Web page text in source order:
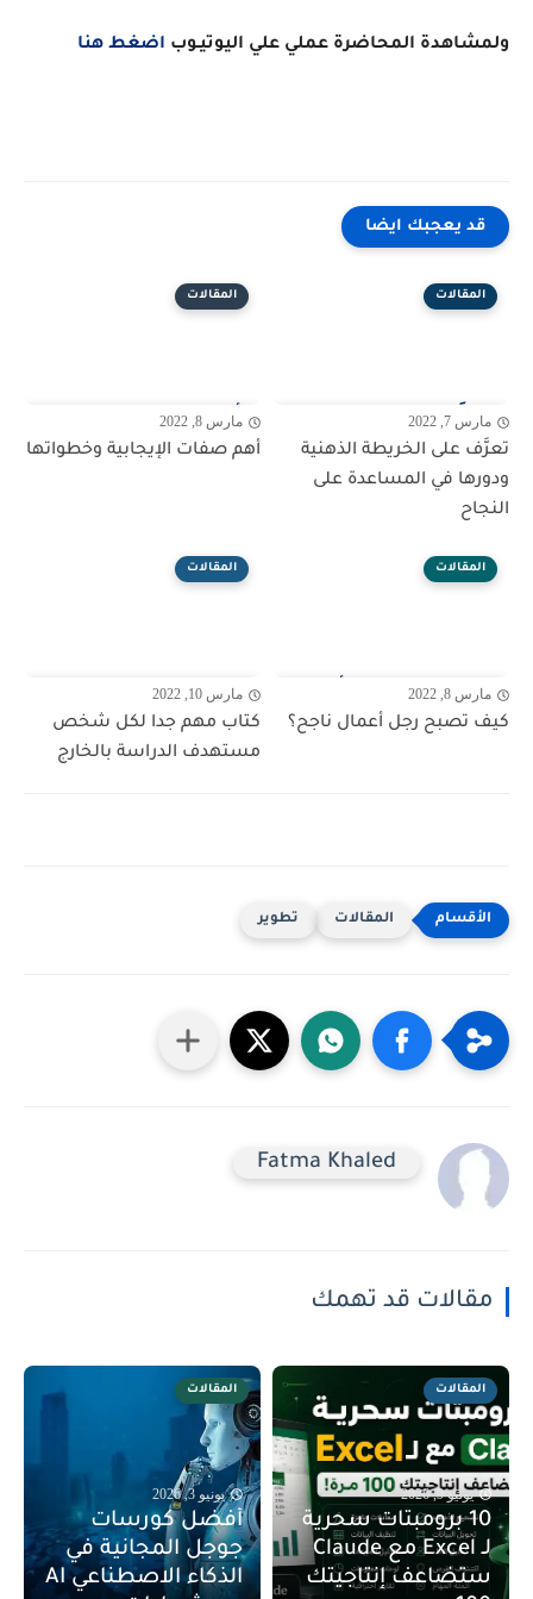
ولمشاهدة المحاضرة عملي علي اليوتيـوب اضغط هنا
قد يعجبك ايضا
المقالات
مارس 7, 2022
تعرَّف على الخريطة الذهنية
ودورها في المساعدة على
النجاح
المقالات
مارس 8, 2022
أهم صفات الإيجابية وخطواتها
المقالات
مارس 8, 2022
كيف تصبح رجل أعمال ناجح؟
المقالات
مارس 10, 2022
كتاب مهم جدا لكل شخص
مستهدف الدراسة بالخارج
المقالات تطوير
Fatma Khaled
مقالات قد تهمك
المقالات
يونيو 9, 2026
10 برومبتات سحرية
لـ Excel مع Claude
ستضاعف إنتاجيتك
المقالات
يونيو 3, 2026
أفضل كورسات
جوجل المجانية في
الذكاء الاصطناعي AI